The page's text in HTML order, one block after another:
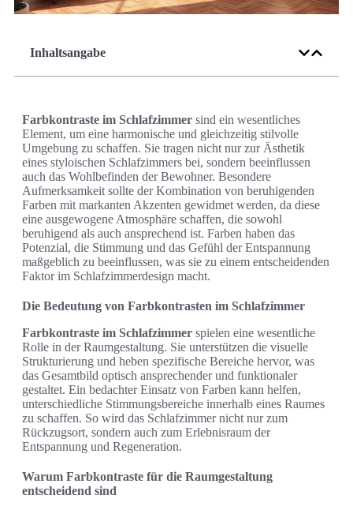
Inhaltsangabe
Farbkontraste im Schlafzimmer sind ein wesentliches
Element, um eine harmonische und gleichzeitig stilvolle
Umgebung zu schaffen. Sie tragen nicht nur zur Ästhetik
eines styloischen Schlafzimmers bei, sondern beeinflussen
auch das Wohlbefinden der Bewohner. Besondere
Aufmerksamkeit sollte der Kombination von beruhigenden
Farben mit markanten Akzenten gewidmet werden, da diese
eine ausgewogene Atmosphäre schaffen, die sowohl
beruhigend als auch ansprechend ist. Farben haben das
Potenzial, die Stimmung und das Gefühl der Entspannung
maßgeblich zu beeinflussen, was sie zu einem entscheidenden
Faktor im Schlafzimmerdesign macht.
Die Bedeutung von Farbkontrasten im Schlafzimmer
Farbkontraste im Schlafzimmer spielen eine wesentliche
Rolle in der Raumgestaltung. Sie unterstützen die visuelle
Strukturierung und heben spezifische Bereiche hervor, was
das Gesamtbild optisch ansprechender und funktionaler
gestaltet. Ein bedachter Einsatz von Farben kann helfen,
unterschiedliche Stimmungsbereiche innerhalb eines Raumes
zu schaffen. So wird das Schlafzimmer nicht nur zum
Rückzugsort, sondern auch zum Erlebnisraum der
Entspannung und Regeneration.
Warum Farbkontraste für die Raumgestaltung
entscheidend sind